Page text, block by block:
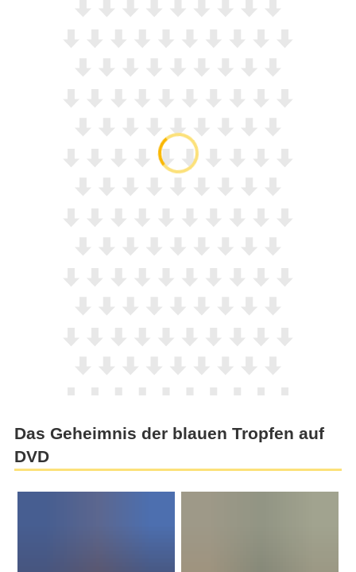
Das Geheimnis der blauen Tropfen auf
DVD